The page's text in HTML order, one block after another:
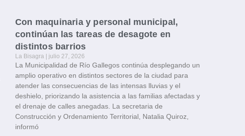
Con maquinaria y personal municipal,
continúan las tareas de desagote en
distintos barrios
La Bisagra julio 27, 2026
La Municipalidad de Río Gallegos continúa desplegando un
amplio operativo en distintos sectores de la ciudad para
atender las consecuencias de las intensas lluvias y el
deshielo, priorizando la asistencia a las familias afectadas y
el drenaje de calles anegadas. La secretaria de
Construcción y Ordenamiento Territorial, Natalia Quiroz,
informó